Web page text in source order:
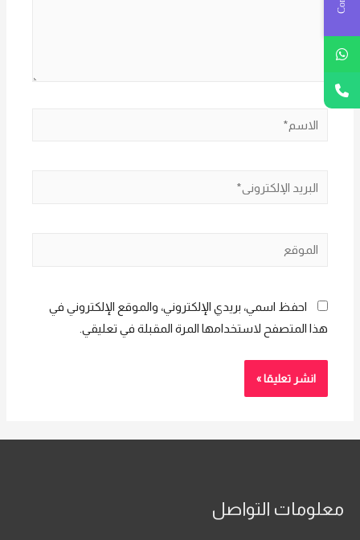
الاسم*
البريد
الموقع
احفظ اسمي، بريدي الإلكتروني، والموقع الإلكتروني في
هذا المتصفح لاستخدامها المرة المقبلة في تعليقي.
معلومات التواصل